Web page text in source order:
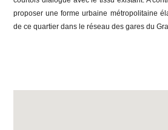
proposer une forme urbaine métropolitaine
de ce quartier dans le réseau des gares du